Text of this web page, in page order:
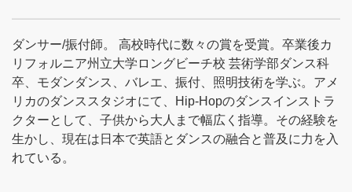
ダンサー/振付師。 高校時代に数々の賞を受賞。卒業後カ
リフォルニア州立大学ロングビーチ校 芸術学部ダンス科
卒、モダンダンス、バレエ、振付、照明技術を学ぶ。アメ
リカのダンススタジオにて、Hip-Hopのダンスインストラ
クターとして、子供から大人まで幅広く指導。その経験を
生かし、現在は日本で英語とダンスの融合と普及に力を入
れている。